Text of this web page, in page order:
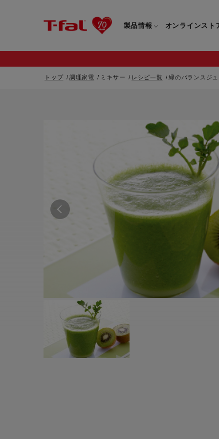
製品情報
すべてのフライ
取っ手つきフラ
取っ手のとれる
電気ケトル
圧力鍋・電気
すべての圧力
圧力鍋
オンラインスト
すべてのフライパン・鍋一覧
取っ手つきフライパン・鍋一覧
取っ手のとれるフライパン・鍋一覧
電気ケトル一覧
すべての電気ケトル一覧
圧力鍋・電気圧力鍋一覧
すべての圧力鍋・電気圧力鍋一覧
圧力鍋一覧
重要なお知らせ
トップ 調理家電 ミキサー レシピ一覧 緑のバランスジ